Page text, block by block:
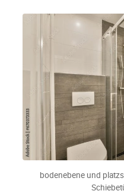
bodenebene und